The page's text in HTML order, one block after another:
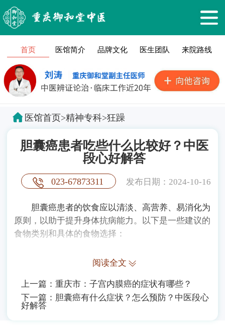
首页 医馆简介 品牌文化 医生团队 来院路线
医馆首页>精神专科>狂躁
胆囊癌患者吃些什么比较好？中医
段心好解答
023-67873311 发布日期：2024-10-16
胆囊癌患者的饮食应以清淡、高营养、易消化为
原则，以助于提升身体抗病能力。以下是一些建议的
食物类别和具体的食物选择：
阅读全文
上一篇： 重庆市：子宫内膜癌的症状有哪些？
下一篇： 胆囊癌有什么症状？怎么预防？中医段心
好解答